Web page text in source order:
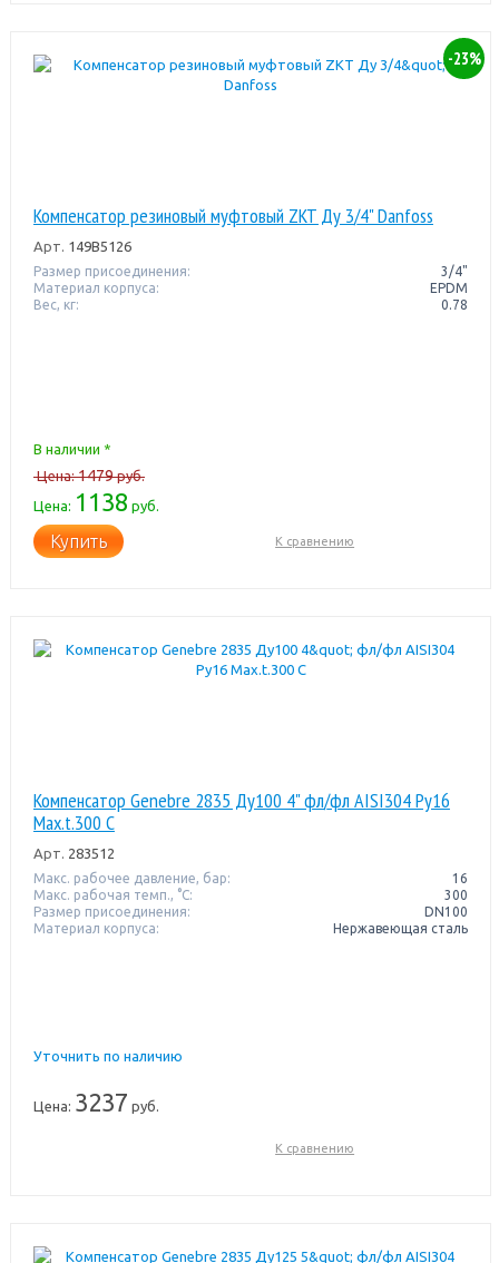
-23%
Компенсатор резиновый муфтовый ZKT Ду 3/4" Danfoss
Арт. 149B5126
Размер присоединения:
3/4"
Материал корпуса:
EPDM
Вес, кг:
0.78
В наличии *
Цена:1479руб.
Цена: 1138 руб.
Купить К сравнению
Компенсатор Genebre 2835 Ду100 4" фл/фл AISI304 Pу16
Max.t.300 C
Арт. 283512
Макс. рабочее давление, бар:
16
Макс. рабочая темп., °С:
300
Размер присоединения:
DN100
Материал корпуса:
Нержавеющая сталь
Уточнить по наличию
Цена: 3237 руб.
К сравнению